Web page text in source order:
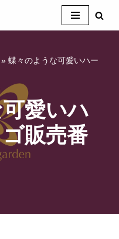
» 蝶々のような可愛いハー
愛いハ
販売番